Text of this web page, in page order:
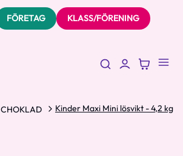
FÖRETAG KLASS/FÖRENING
CHOKLAD Kinder Maxi Mini lösvikt - 4,2 kg